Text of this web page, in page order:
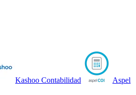
Kashoo Contabilidad Aspel